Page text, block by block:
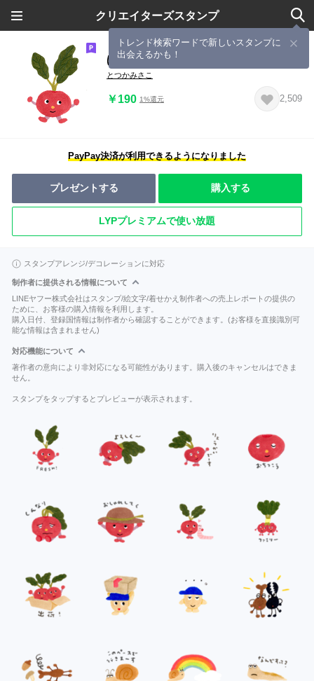
クリエイターズスタンプ
トレンド検索ワードで新しいスタンプに
出会えるかも！
ほがらかないきものたち 2
とつかみさこ
￥190 1%還元 2,509
PayPay決済が利用できるようになりました
プレゼントする 購入する
LYPプレミアムで使い放題
スタンプアレンジ/デコレーションに対応
制作者に提供される情報について
LINEヤフー株式会社はスタンプ/絵文字/着せかえ制作者への売上レポートの提供の
ために、お客様の購入情報を利用します。
購入日付、登録国情報は制作者から確認することができます。(お客様を直接識別可
能な情報は含まれません)
対応機能について
著作者の意向により非対応になる可能性があります。購入後のキャンセルはできま
せん。
スタンプをタップするとプレビューが表示されます。